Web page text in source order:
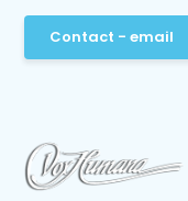
Contact - email